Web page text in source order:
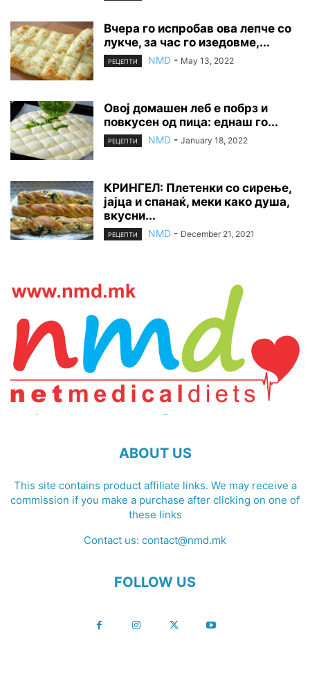
Вчера го испробав ова лепче со
лукче, за час го изедовме,...
РЕЦЕПТИ NMD - May 13, 2022
Овој домашен леб е побрз и
повкусен од пица: еднаш го...
РЕЦЕПТИ NMD - January 18, 2022
КРИНГЕЛ: Плетенки со сирење,
јајца и спанаќ, меки како душа,
вкусни...
РЕЦЕПТИ NMD - December 21, 2021
ABOUT US
This site contains product affiliate links. We may receive a
commission if you make a purchase after clicking on one of
these links
Contact us: contact@nmd.mk
FOLLOW US